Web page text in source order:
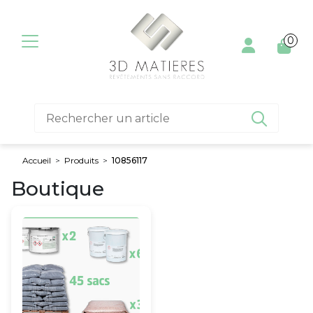
 0
Accueil > Produits > 10856117
Boutique